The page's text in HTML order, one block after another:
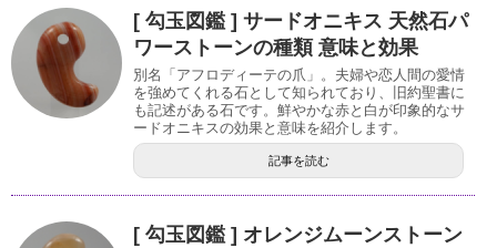
[ 勾玉図鑑 ] サードオニキス 天然石パ
ワーストーンの種類 意味と効果
別名「アフロディーテの爪」。夫婦や恋人間の愛情
を強めてくれる石として知られており、旧約聖書に
も記述がある石です。鮮やかな赤と白が印象的なサ
ードオニキスの効果と意味を紹介します。
記事を読む
[ 勾玉図鑑 ] オレンジムーンストーン